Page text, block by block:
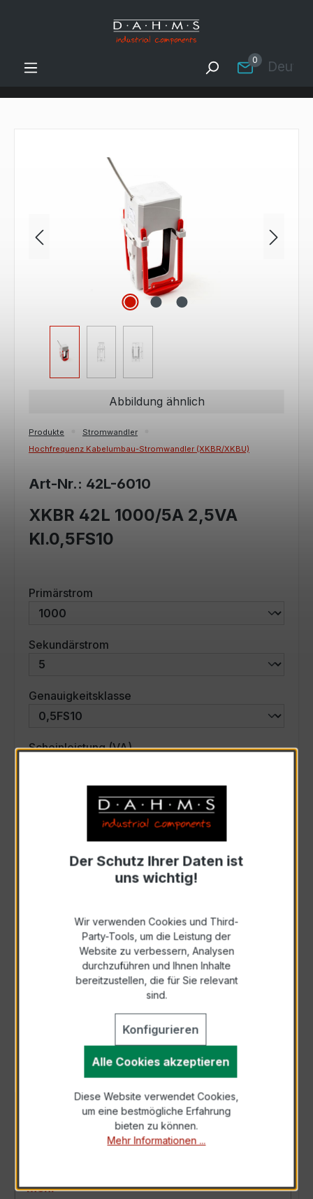
Zum Hauptinhalt springen
0
Bildergalerie überspringen
Abbildung ähnlich
Produkte
Stromwandler
Hochfrequenz Kabelumbau-Stromwandler (XKBR/XKBU)
Art-Nr.: 42L-6010
XKBR 42L 1000/5A 2,5VA
Kl.0,5FS10
Primärstrom
Sekundärstrom
Genauigkeitsklasse
Scheinleistung (VA)auswählen
Auswahl zurücksetzen
Zur Sammelanfrage hinzufügen
Anfrage telefonisch
Als PDF exportieren
BESCHREIBUNG
Der Hochfrequenz Kabelumbau-Stromwandler
Mehr
Der Schutz Ihrer Daten ist
uns wichtig!
Wir verwenden Cookies und Third-
Party-Tools, um die Leistung der
Website zu verbessern, Analysen
durchzuführen und Ihnen Inhalte
bereitzustellen, die für Sie relevant
sind.
Konfigurieren
Alle Cookies akzeptieren
Diese Website verwendet Cookies,
um eine bestmögliche Erfahrung
bieten zu können.
Mehr Informationen ...